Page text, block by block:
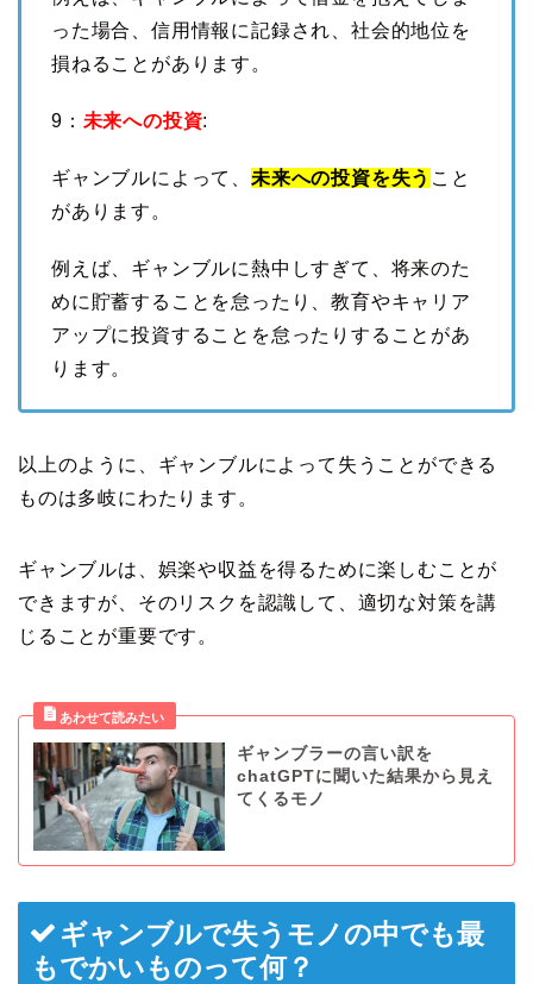
った場合、信用情報に記録され、社会的地位を
損ねることがあります。
9： 未来への投資:
ギャンブルによって、 未来への投資を失う こと
があります。
例えば、ギャンブルに熱中しすぎて、将来のた
めに貯蓄することを怠ったり、教育やキャリア
アップに投資することを怠ったりすることがあ
ります。
以上のように、ギャンブルによって失うことができる
ものは多岐にわたります。
ギャンブルは、娯楽や収益を得るために楽しむことが
できますが、そのリスクを認識して、適切な対策を講
じることが重要です。
ギャンブラーの言い訳を
chatGPTに聞いた結果から見え
てくるモノ
ギャンブルで失うモノの中でも最
もでかいものって何？